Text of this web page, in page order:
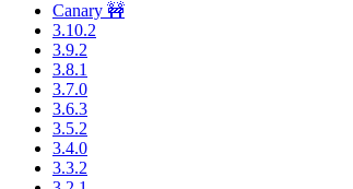
Canary 🚧
3.10.2
3.9.2
3.8.1
3.7.0
3.6.3
3.5.2
3.4.0
3.3.2